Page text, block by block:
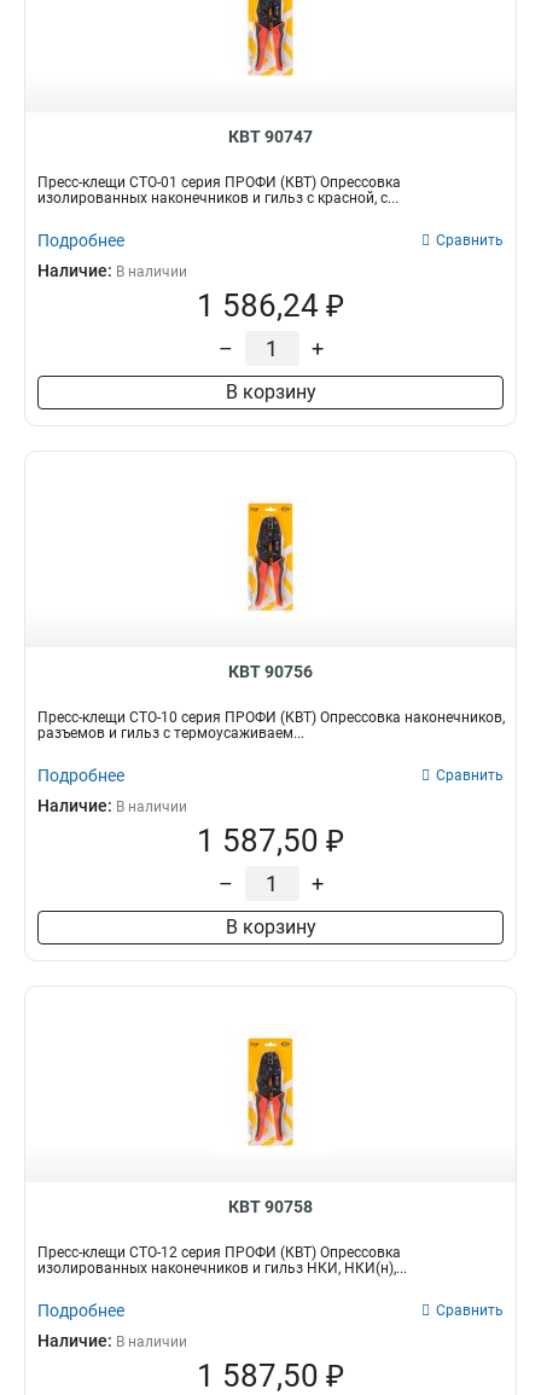
КВТ 90747
Пресс-клещи СТО-01 серия ПРОФИ (КВТ) Опрессовка
изолированных наконечников и гильз с красной, с...
Подробнее Сравнить
Наличие: В наличии
1 586,24 ₽
– +
В корзину
КВТ 90756
Пресс-клещи СТО-10 серия ПРОФИ (КВТ) Опрессовка наконечников,
разъемов и гильз с термоусаживаем...
Подробнее Сравнить
Наличие: В наличии
1 587,50 ₽
– +
В корзину
КВТ 90758
Пресс-клещи СТО-12 серия ПРОФИ (КВТ) Опрессовка
изолированных наконечников и гильз НКИ, НКИ(н),...
Подробнее Сравнить
Наличие: В наличии
1 587,50 ₽